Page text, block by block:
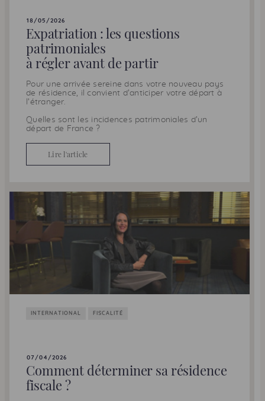
18/05/2026
Expatriation : les questions
patrimoniales
à régler avant de partir
Pour une arrivée sereine dans votre nouveau pays
de résidence, il convient d’anticiper votre départ à
l’étranger.
Quelles sont les incidences patrimoniales d’un
départ de France ?
Lire l'article
INTERNATIONAL FISCALITÉ
07/04/2026
Comment déterminer sa résidence
fiscale ?